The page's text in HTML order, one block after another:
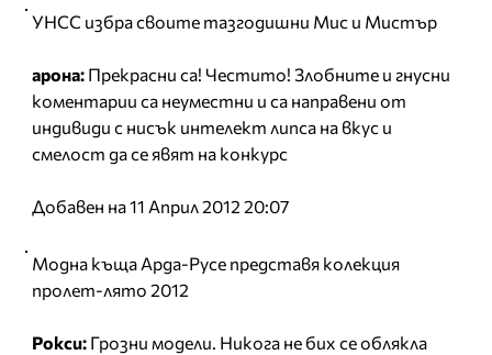
УНСС избра своите тазгодишни Мис и Мистър
арона: Прекрасни са! Честито! Злобните и гнусни
коментарии са неуместни и са направени от
индивиди с нисък интелект липса на вкус и
смелост да се явят на конкурс
Добавен на 11 Април 2012 20:07
Модна къща Арда-Русе представя колекция
пролет-лято 2012
Рокси: Грозни модели. Никога не бих се облякла